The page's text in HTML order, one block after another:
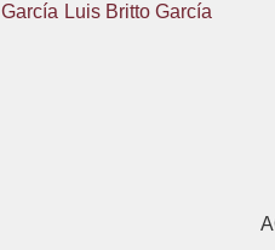
Luis Britto García